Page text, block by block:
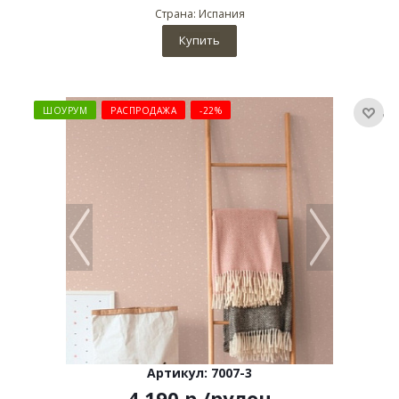
Страна: Испания
Купить
ШОУРУМ РАСПРОДАЖА -22%
Артикул: 7007-3